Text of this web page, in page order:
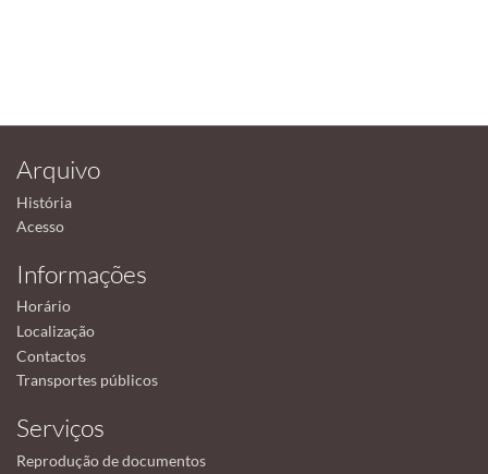
Arquivo
História
Acesso
Informações
Horário
Localização
Contactos
Transportes públicos
Serviços
Reprodução de documentos